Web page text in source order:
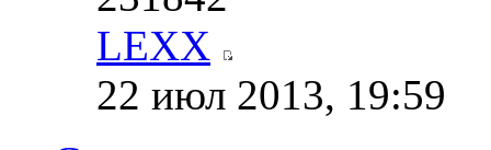
LEXX
22 июл 2013, 19:59